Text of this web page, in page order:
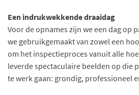
Een indrukwekkende draaidag
Voor de opnames zijn we een dag op
we gebruikgemaakt van zowel een
om het inspectieproces vanuit alle
leverde spectaculaire beelden op die
te werk gaan: grondig, professioneel